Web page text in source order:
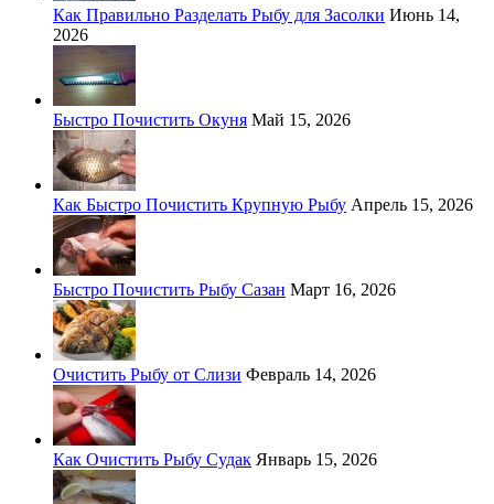
Как Правильно Разделать Рыбу для Засолки Июнь 14,
2026
Быстро Почистить Окуня Май 15, 2026
Как Быстро Почистить Крупную Рыбу Апрель 15, 2026
Быстро Почистить Рыбу Сазан Март 16, 2026
Очистить Рыбу от Слизи Февраль 14, 2026
Как Очистить Рыбу Судак Январь 15, 2026